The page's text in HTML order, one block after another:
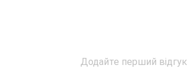
Додайте перший відгук